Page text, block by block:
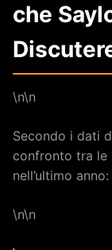
che
\n\n
Secondo i dati
confronto tra le
nell’ultimo anno:
\n\n